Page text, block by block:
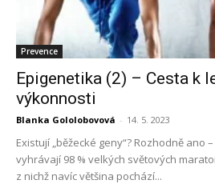
Prevence
Epigenetika (2) – Cesta k
výkonnosti
Blanka Gololobovová - 14. 5. 2023
Existují „běžecké geny“? Rozhodně ano
vyhrávají 98 % velkých světových
z nichž navíc většina pochází...